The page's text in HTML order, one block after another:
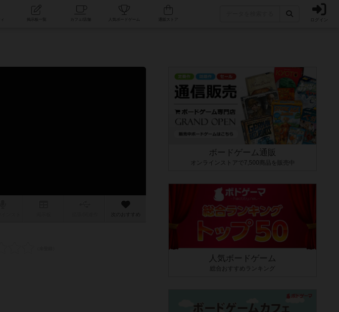
コミュニティ 人気ボードゲーム ログイン
次のおすすめ
ボードゲーム通販
オンラインストアで7,500商品を販売中
人気ボードゲーム
総合おすすめランキング